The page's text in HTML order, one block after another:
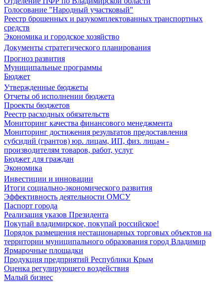
Голосование "Народный участковый"
Реестр брошенных и разукомплектованных транспортных
средств
Экономика и городское хозяйство
Документы стратегического планирования
Прогноз развития
Муниципальные программы
Бюджет
Утвержденные бюджеты
Отчеты об исполнении бюджета
Проекты бюджетов
Реестр расходных обязательств
Мониторинг качества финансового менеджмента
Мониторинг достижения результатов предоставления
субсидий (грантов) юр. лицам, ИП, физ. лицам -
производителям товаров, работ, услуг
Бюджет для граждан
Экономика
Инвестиции и инновации
Итоги социально-экономического развития
Эффективность деятельности ОМСУ
Паспорт города
Реализация указов Президента
Покупай владимирское, покупай российское!
Порядок размещения нестационарных торговых объектов на
территории муниципального образования город Владимир
Ярмарочные площадки
Продукция предприятий Республики Крым
Оценка регулирующего воздействия
Малый бизнес